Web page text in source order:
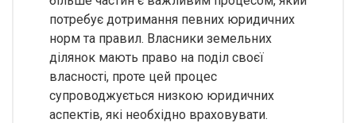
потребує дотримання певних юридичних
норм та правил. Власники земельних
ділянок мають право на поділ своєї
власності, проте цей процес
супроводжується низкою юридичних
аспектів, які необхідно враховувати.